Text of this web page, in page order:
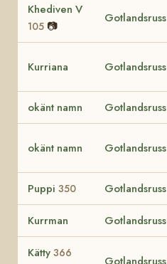
Khediven V
105 📷
Gotlandsruss
Kurriana Gotlandsruss
okänt namn Gotlandsruss
okänt namn Gotlandsruss
Puppi 350 Gotlandsruss
Kurrman Gotlandsruss
Kätty 366
Gotlandsruss